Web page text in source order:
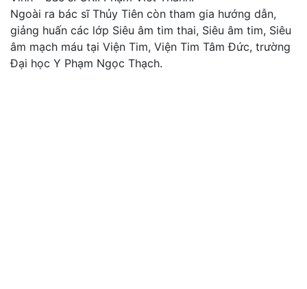
Ngoài ra bác sĩ Thủy Tiên còn tham gia hướng dẫn,
giảng huấn các lớp Siêu âm tim thai, Siêu âm tim, Siêu
âm mạch máu tại Viện Tim, Viện Tim Tâm Đức, trường
Đại học Y Phạm Ngọc Thạch.